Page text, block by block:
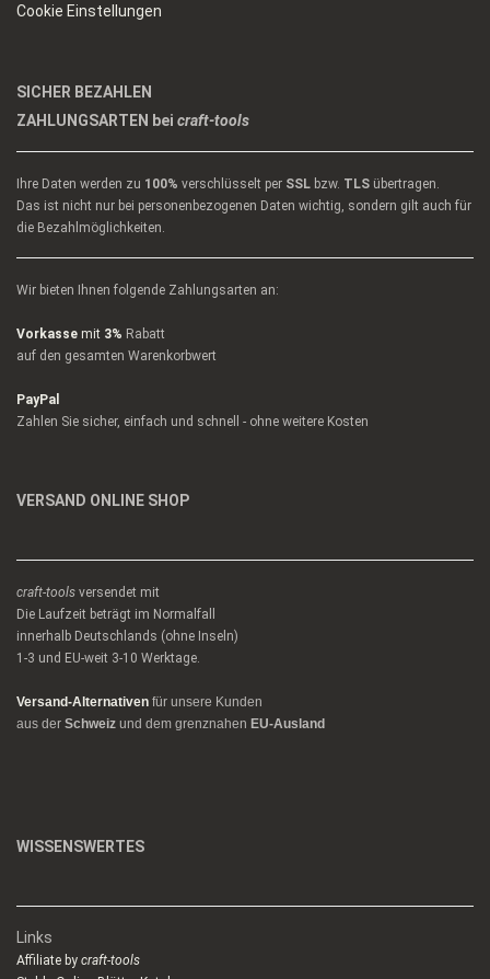
Cookie Einstellungen
SICHER BEZAHLEN
ZAHLUNGSARTEN bei craft-tools
Ihre Daten werden zu 100% verschlüsselt per SSL bzw. TLS übertragen.
Das ist nicht nur bei personenbezogenen Daten wichtig, sondern gilt auch für
die Bezahlmöglichkeiten.
Wir bieten Ihnen folgende Zahlungsarten an:
Vorkasse mit 3% Rabatt
auf den gesamten Warenkorbwert
PayPal
Zahlen Sie sicher, einfach und schnell - ohne weitere Kosten
VERSAND ONLINE SHOP
craft-tools versendet mit
Die Laufzeit beträgt im Normalfall
innerhalb Deutschlands (ohne Inseln)
1-3 und EU-weit 3-10 Werktage.
Versand-Alternativen für unsere Kunden
aus der Schweiz und dem grenznahen EU-Ausland
WISSENSWERTES
Links
Affiliate by craft-tools